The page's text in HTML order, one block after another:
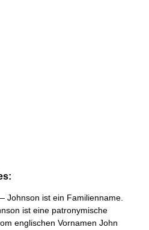
Johnson ist ein Familienname.
ist eine patronymische
englischen Vornamen John